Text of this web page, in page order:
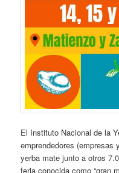
El Instituto Nacional de la
emprendedores (empresas
yerba mate junto a otros
feria conocida como “gran